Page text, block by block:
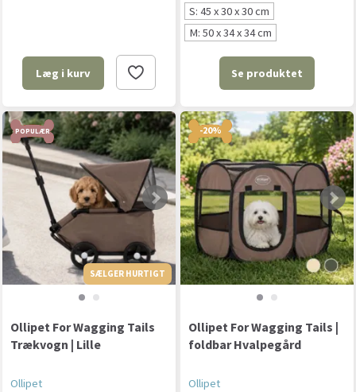
Læg i kurv
S: 45 x 30 x 30 cm
M: 50 x 34 x 34 cm
Se produktet
POPULÆR
SÆLGER HURTIGT SÆLGER HURTIGT
Ollipet For Wagging Tails
Trækvogn | Lille
Ollipet
-20%
Ollipet For Wagging Tails |
foldbar Hvalpegård
Ollipet